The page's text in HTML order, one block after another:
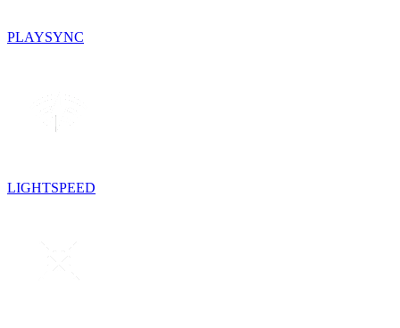
PLAYSYNC
LIGHTSPEED